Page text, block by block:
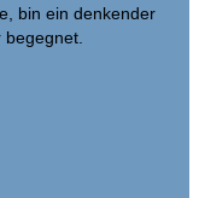
bin ein denkender